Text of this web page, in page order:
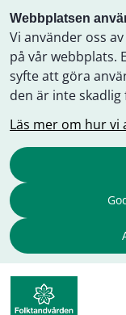
Webbplatsen
Vi använder oss
på vår webbplats.
syfte att göra
den är inte
Läs mer om hur vi